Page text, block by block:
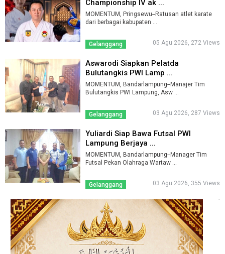
Championship IV ak ...
MOMENTUM, Pringsewu--Ratusan atlet karate
dari berbagai kabupaten ...
Gelanggang 05 Agu 2026, 272 Views
Aswarodi Siapkan Pelatda
Bulutangkis PWI Lamp ...
MOMENTUM, Bandarlampung--Manajer Tim
Bulutangkis PWI Lampung, Asw ...
Gelanggang 03 Agu 2026, 287 Views
Yuliardi Siap Bawa Futsal PWI
Lampung Berjaya ...
MOMENTUM, Bandarlampung--Manager Tim
Futsal Pekan Olahraga Wartaw ...
Gelanggang 03 Agu 2026, 355 Views